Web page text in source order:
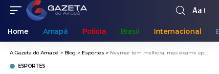
Aa
Home Amapá Polícia Brasil Internacional
A Gazeta do Amapá > Blog > Esportes > Neymar tem melhora, mas exame aponta incerteza de volta contra a Escócia
ESPORTES